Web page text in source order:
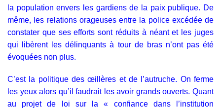
la population envers les gardiens de la paix publique. De
même, les relations orageuses entre la police excédée de
constater que ses efforts sont réduits à néant et les juges
qui libèrent les délinquants à tour de bras n’ont pas été
évoquées non plus.
C’est la politique des œillères et de l’autruche. On ferme
les yeux alors qu’il faudrait les avoir grands ouverts. Quant
au projet de loi sur la « confiance dans l’institution